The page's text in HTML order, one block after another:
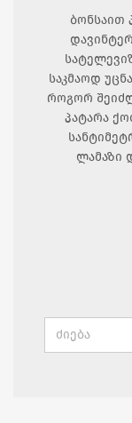
ბონსაით
საკმაოდ
როგორ
პატარა
ლამაზი
Search